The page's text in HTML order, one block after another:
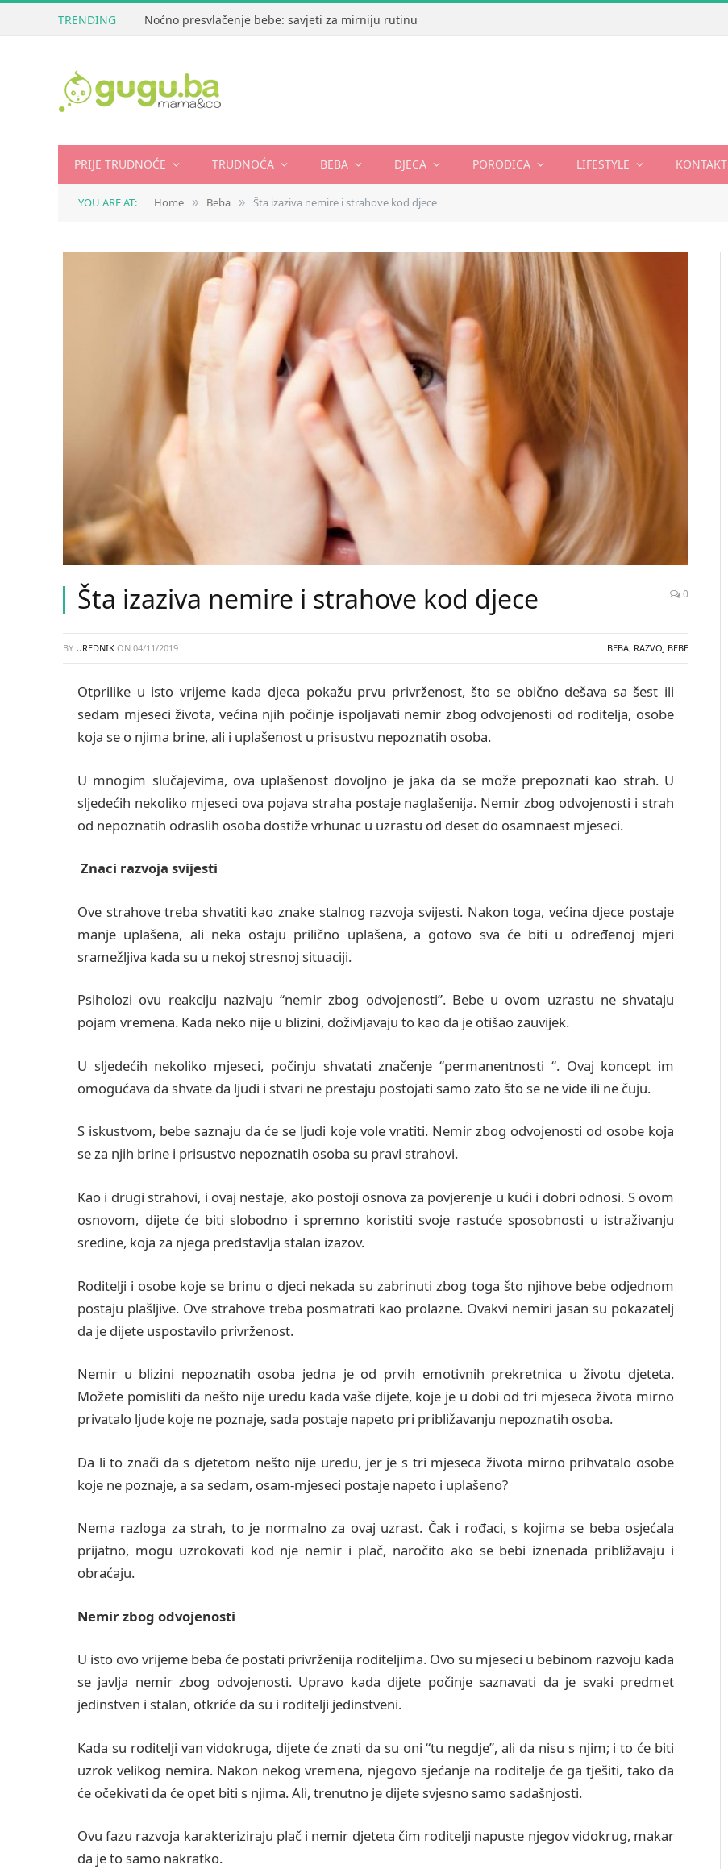
TRENDING Noćno presvlačenje bebe: savjeti za mirniju rutinu
PRIJE TRUDNOĆE TRUDNOĆA BEBA DJECA PORODICA LIFESTYLE KONTAKT
YOU ARE AT: Home » Beba » Šta izaziva nemire i strahove kod djece
Šta izaziva nemire i strahove kod djece 0
BY UREDNIK ON 04/11/2019 BEBA, RAZVOJ BEBE
Otprilike u isto vrijeme kada djeca pokažu prvu privrženost, što se obično dešava sa šest ili
sedam mjeseci života, većina njih počinje ispoljavati nemir zbog odvojenosti od roditelja, osobe
koja se o njima brine, ali i uplašenost u prisustvu nepoznatih osoba.
U mnogim slučajevima, ova uplašenost dovoljno je jaka da se može prepoznati kao strah. U
sljedećih nekoliko mjeseci ova pojava straha postaje naglašenija. Nemir zbog odvojenosti i strah
od nepoznatih odraslih osoba dostiže vrhunac u uzrastu od deset do osamnaest mjeseci.
Znaci razvoja svijesti
Ove strahove treba shvatiti kao znake stalnog razvoja svijesti. Nakon toga, većina djece postaje
manje uplašena, ali neka ostaju prilično uplašena, a gotovo sva će biti u određenoj mjeri
sramežljiva kada su u nekoj stresnoj situaciji.
Psiholozi ovu reakciju nazivaju “nemir zbog odvojenosti”. Bebe u ovom uzrastu ne shvataju
pojam vremena. Kada neko nije u blizini, doživljavaju to kao da je otišao zauvijek.
U sljedećih nekoliko mjeseci, počinju shvatati značenje “permanentnosti “. Ovaj koncept im
omogućava da shvate da ljudi i stvari ne prestaju postojati samo zato što se ne vide ili ne čuju.
S iskustvom, bebe saznaju da će se ljudi koje vole vratiti. Nemir zbog odvojenosti od osobe koja
se za njih brine i prisustvo nepoznatih osoba su pravi strahovi.
Kao i drugi strahovi, i ovaj nestaje, ako postoji osnova za povjerenje u kući i dobri odnosi. S ovom
osnovom, dijete će biti slobodno i spremno koristiti svoje rastuće sposobnosti u istraživanju
sredine, koja za njega predstavlja stalan izazov.
Roditelji i osobe koje se brinu o djeci nekada su zabrinuti zbog toga što njihove bebe odjednom
postaju plašljive. Ove strahove treba posmatrati kao prolazne. Ovakvi nemiri jasan su pokazatelj
da je dijete uspostavilo privrženost.
Nemir u blizini nepoznatih osoba jedna je od prvih emotivnih prekretnica u životu djeteta.
Možete pomisliti da nešto nije uredu kada vaše dijete, koje je u dobi od tri mjeseca života mirno
privatalo ljude koje ne poznaje, sada postaje napeto pri približavanju nepoznatih osoba.
Da li to znači da s djetetom nešto nije uredu, jer je s tri mjeseca života mirno prihvatalo osobe
koje ne poznaje, a sa sedam, osam-mjeseci postaje napeto i uplašeno?
Nema razloga za strah, to je normalno za ovaj uzrast. Čak i rođaci, s kojima se beba osjećala
prijatno, mogu uzrokovati kod nje nemir i plač, naročito ako se bebi iznenada približavaju i
obraćaju.
Nemir zbog odvojenosti
U isto ovo vrijeme beba će postati privrženija roditeljima. Ovo su mjeseci u bebinom razvoju kada
se javlja nemir zbog odvojenosti. Upravo kada dijete počinje saznavati da je svaki predmet
jedinstven i stalan, otkriće da su i roditelji jedinstveni.
Kada su roditelji van vidokruga, dijete će znati da su oni “tu negdje”, ali da nisu s njim; i to će biti
uzrok velikog nemira. Nakon nekog vremena, njegovo sjećanje na roditelje će ga tješiti, tako da
će očekivati da će opet biti s njima. Ali, trenutno je dijete svjesno samo sadašnjosti.
Ovu fazu razvoja karakteriziraju plač i nemir djeteta čim roditelji napuste njegov vidokrug, makar
da je to samo nakratko.